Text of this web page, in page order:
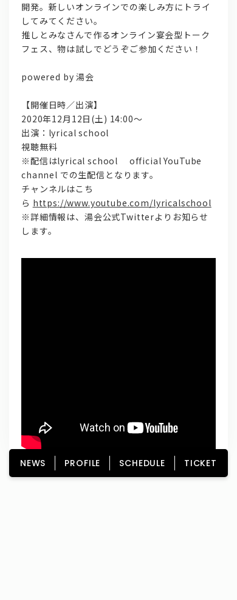
開発。新しいオンラインでの楽しみ方にトライ
してみてください。
推しとみなさんで作るオンライン宴会型トーク
フェス、物は試しでどうぞご参加ください！
powered by 湯会
【開催日時／出演】
2020年12月12日(土) 14:00～
出演：lyrical school
視聴無料
※配信はlyrical school official YouTube
channel での生配信となります。
チャンネルはこち
ら https://www.youtube.com/lyricalschool
※詳細情報は、湯会公式Twitterよりお知らせ
します。
NEWS PROFILE SCHEDULE TICKET